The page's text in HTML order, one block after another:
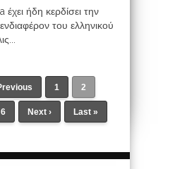
ήδη κερδίσει την
του ελληνικού
1 2
6 Next › Last »